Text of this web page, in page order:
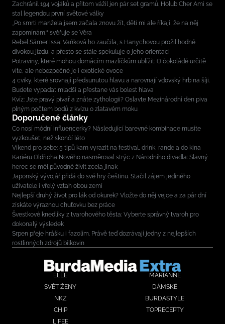
Zachránil 194 vojáků a přitom vážil jen pár set gramů. Holub Cher Ami se
stal legendou první světové války
„Po smrti manžela jsem začala znovu žít, děti mi ale říkají, že na něj
zapomínám,“ svěřuje se Věra
Rebel Sámer Issa: Vaňková ho zaučila, s Hanychovou prožil hodně
divokou jízdu, a přesto se stále spekuluje o jeho orientaci
Potraviny, které mohou domácím mazlíčkům ublížit: O čokoládě určitě
víte, ale nebezpečné je i exotické ovoce
4 cviky, které srovnají předsunutou hlavu a narovnají vdovský hrb na šíji.
Budete vypadat mladší a přestane vás bolest hlava
Kvíz: Jste pravý pivař a znáte zythologii? Oslavte Mezinárodní den piva
plným počtem bodů z kvízu o zlatavém moku
Doporučené články
Co nosí módní influencerky? Následující barevné kombinace musíte
vyzkoušet, než skončí léto
Víkend pro sebe: 5 tipů kam vyrazit na festival, drink, rande a do kina
Kariéru Oldřicha Nového nasměroval strýc z Národního divadla: Slavný
herec se měl původně živit zcela jinak
Japonský vývojář přidá do své hry češtinu. Stačil zájem jediného
uživatele i vřelý vztah obou zemí
Nejlepší druhý život pro lák od okurek? Vložte do něj vejce a za pár dní
získáte výraznou chuťovku bez práce
Švestkové knedlíky z tvarohového těsta: Vyberte správný tvaroh pro
dokonalý výsledek
Srpen přeje hrášku i fazolím. Právě teď dozrávají jedny z nejlepších
rostlinných zdrojů bílkovin
ELLE
MARIANNE
SVĚT ŽENY
DÁMSKÉ
NKZ
BURDASTYLE
CHIP
TOPRECEPTY
LIFEE